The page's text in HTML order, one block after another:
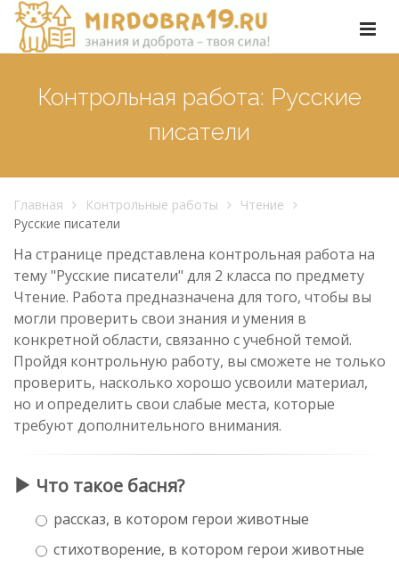
Контрольная работа: Русские
писатели
Главная Контрольные работы
Чтение
Русские писатели
На странице представлена контрольная работа на
тему "Русские писатели" для 2 класса по предмету
Чтение. Работа предназначена для того, чтобы вы
могли проверить свои знания и умения в
конкретной области, связанно с учебной темой.
Пройдя контрольную работу, вы сможете не только
проверить, насколько хорошо усвоили материал,
но и определить свои слабые места, которые
требуют дополнительного внимания.
Что такое басня?
рассказ, в котором герои животные
стихотворение, в котором герои животные